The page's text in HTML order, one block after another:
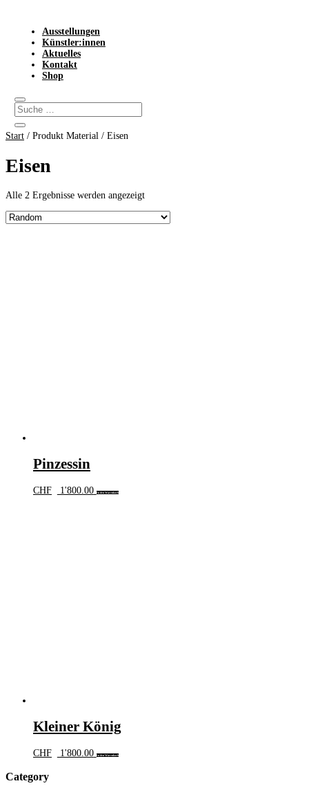
Ausstellungen
Künstler:innen
Aktuelles
Kontakt
Shop
Start / Produkt Material / Eisen
Eisen
Alle 2 Ergebnisse werden angezeigt
Pinzessin
CHF 1'800.00 In den Warenkorb
Kleiner König
CHF 1'800.00 In den Warenkorb
Category